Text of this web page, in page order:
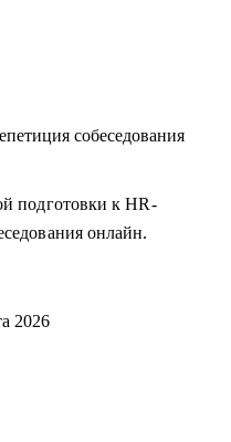
собеседования
подготовки к HR-
онлайн.
2026